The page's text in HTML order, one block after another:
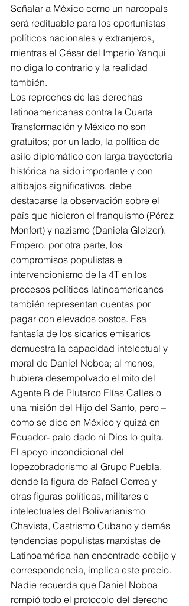
Señalar a México como un narcopaís
será redituable para los oportunistas
políticos nacionales y extranjeros,
mientras el César del Imperio Yanqui
no diga lo contrario y la realidad
también.
Los reproches de las derechas
latinoamericanas contra la Cuarta
Transformación y México no son
gratuitos; por un lado, la política de
asilo diplomático con larga trayectoria
histórica ha sido importante y con
altibajos significativos, debe
destacarse la observación sobre el
país que hicieron el franquismo (Pérez
Monfort) y nazismo (Daniela Gleizer).
Empero, por otra parte, los
compromisos populistas e
intervencionismo de la 4T en los
procesos políticos latinoamericanos
también representan cuentas por
pagar con elevados costos. Esa
fantasía de los sicarios emisarios
demuestra la capacidad intelectual y
moral de Daniel Noboa; al menos,
hubiera desempolvado el mito del
Agente B de Plutarco Elías Calles o
una misión del Hijo del Santo, pero –
como se dice en México y quizá en
Ecuador- palo dado ni Dios lo quita.
El apoyo incondicional del
lopezobradorismo al Grupo Puebla,
donde la figura de Rafael Correa y
otras figuras políticas, militares e
intelectuales del Bolivarianismo
Chavista, Castrismo Cubano y demás
tendencias populistas marxistas de
Latinoamérica han encontrado cobijo y
correspondencia, implica este precio.
Nadie recuerda que Daniel Noboa
rompió todo el protocolo del derecho